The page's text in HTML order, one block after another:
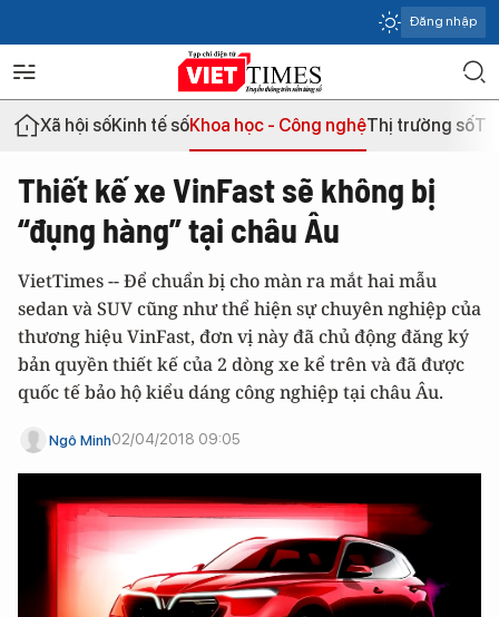
Đăng nhập
Xã hội sốKinh tế sốKhoa học - Công nghệThị trường số
Thiết kế xe VinFast sẽ không bị
“đụng hàng” tại châu Âu
VietTimes -- Để chuẩn bị cho màn ra mắt hai mẫu
sedan và SUV cũng như thể hiện sự chuyên nghiệp của
thương hiệu VinFast, đơn vị này đã chủ động đăng ký
bản quyền thiết kế của 2 dòng xe kể trên và đã được
quốc tế bảo hộ kiểu dáng công nghiệp tại châu Âu.
Ngô Minh02/04/2018 09:05